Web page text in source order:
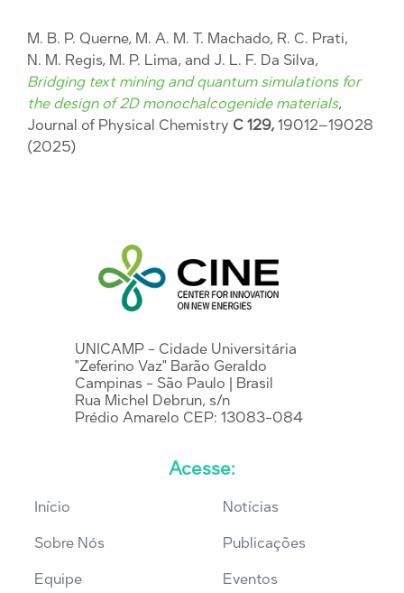
M. B. P. Querne, M. A. M. T. Machado, R. C. Prati,
N. M. Regis, M. P. Lima, and J. L. F. Da Silva,
Bridging text mining and quantum simulations for
the design of 2D monochalcogenide materials,
Journal of Physical Chemistry C 129, 19012–19028
(2025)
UNICAMP - Cidade Universitária
"Zeferino Vaz" Barão Geraldo
Campinas - São Paulo | Brasil
Rua Michel Debrun, s/n
Prédio Amarelo CEP: 13083-084
Acesse:
Início
Sobre Nós
Equipe
Notícias
Publicações
Eventos